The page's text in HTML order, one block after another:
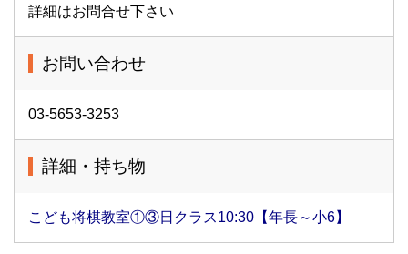
詳細はお問合せ下さい
お問い合わせ
03-5653-3253
詳細・持ち物
こども将棋教室①③日クラス10:30【年長～小6】